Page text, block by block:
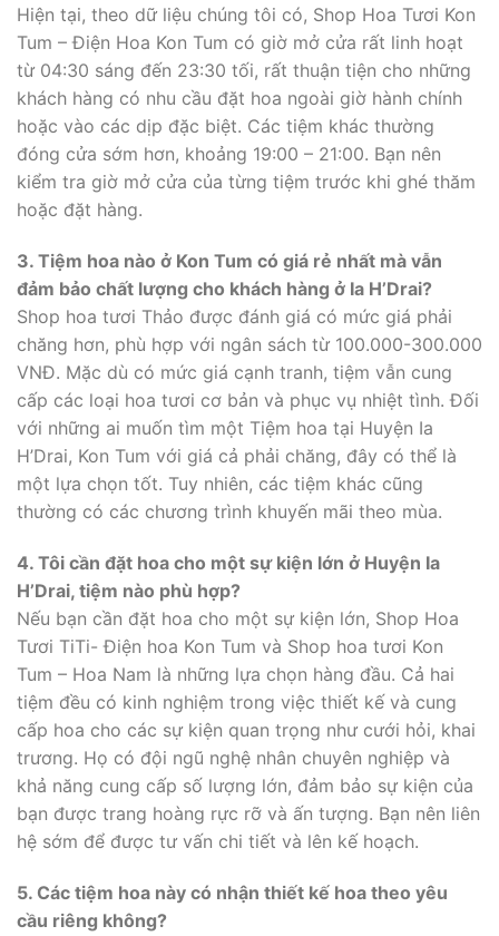
Hiện tại, theo dữ liệu chúng tôi có, Shop Hoa Tươi Kon
Tum – Điện Hoa Kon Tum có giờ mở cửa rất linh hoạt
từ 04:30 sáng đến 23:30 tối, rất thuận tiện cho những
khách hàng có nhu cầu đặt hoa ngoài giờ hành chính
hoặc vào các dịp đặc biệt. Các tiệm khác thường
đóng cửa sớm hơn, khoảng 19:00 – 21:00. Bạn nên
kiểm tra giờ mở cửa của từng tiệm trước khi ghé thăm
hoặc đặt hàng.
3. Tiệm hoa nào ở Kon Tum có giá rẻ nhất mà vẫn
đảm bảo chất lượng cho khách hàng ở Ia H’Drai?
Shop hoa tươi Thảo được đánh giá có mức giá phải
chăng hơn, phù hợp với ngân sách từ 100.000-300.000
VNĐ. Mặc dù có mức giá cạnh tranh, tiệm vẫn cung
cấp các loại hoa tươi cơ bản và phục vụ nhiệt tình. Đối
với những ai muốn tìm một Tiệm hoa tại Huyện Ia
H’Drai, Kon Tum với giá cả phải chăng, đây có thể là
một lựa chọn tốt. Tuy nhiên, các tiệm khác cũng
thường có các chương trình khuyến mãi theo mùa.
4. Tôi cần đặt hoa cho một sự kiện lớn ở Huyện Ia
H’Drai, tiệm nào phù hợp?
Nếu bạn cần đặt hoa cho một sự kiện lớn, Shop Hoa
Tươi TiTi- Điện hoa Kon Tum và Shop hoa tươi Kon
Tum – Hoa Nam là những lựa chọn hàng đầu. Cả hai
tiệm đều có kinh nghiệm trong việc thiết kế và cung
cấp hoa cho các sự kiện quan trọng như cưới hỏi, khai
trương. Họ có đội ngũ nghệ nhân chuyên nghiệp và
khả năng cung cấp số lượng lớn, đảm bảo sự kiện của
bạn được trang hoàng rực rỡ và ấn tượng. Bạn nên liên
hệ sớm để được tư vấn chi tiết và lên kế hoạch.
5. Các tiệm hoa này có nhận thiết kế hoa theo yêu
cầu riêng không?